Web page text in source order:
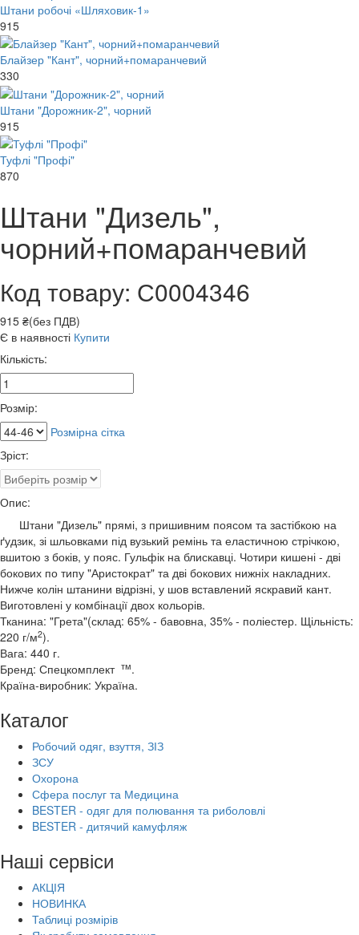
Штани робочі «Шляховик-1»
915
Блайзер "Кант", чорний+помаранчевий
330
Штани "Дорожник-2", чорний
915
Туфлі "Профі"
870
Штани "Дизель",
чорний+помаранчевий
Код товару: С0004346
915 ₴(без ПДВ)
Є в наявності Купити
Кількість:
Розмір:
Розмірна сітка
Зріст:
Опис:
Штани "Дизель" прямі, з пришивним поясом та застібкою на
ґудзик, зі шльовками під вузький ремінь та еластичною стрічкою,
вшитою з боків, у пояс. Гульфік на блискавці. Чотири кишені - дві
бокових по типу "Аристократ" та дві бокових нижніх накладних.
Нижче колін штанини відрізні, у шов вставлений яскравий кант.
Виготовлені у комбінації двох кольорів.
Тканина: "Грета"(склад: 65% - бавовна, 35% - поліестер. Щільність:
220 г/м2).
Вага: 440 г.
Бренд: Спецкомплект тм.
Країна-виробник: Україна.
Каталог
Робочий одяг, взуття, ЗІЗ
ЗСУ
Охорона
Сфера послуг та Медицина
BESTER - одяг для полювання та риболовлі
BESTER - дитячий камуфляж
Наші сервіси
АКЦІЯ
НОВИНКА
Таблиці розмірів